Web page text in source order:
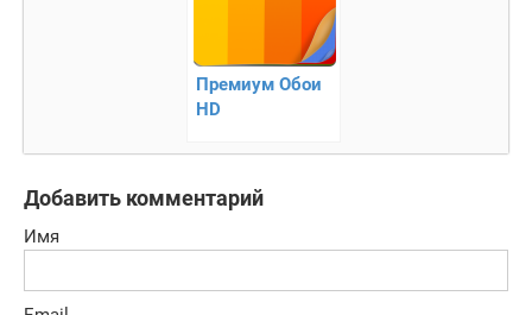
Премиум Обои
НD
Добавить комментарий
Имя